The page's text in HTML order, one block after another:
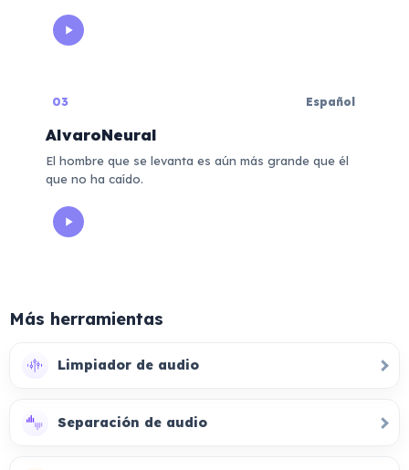
03 Español
AlvaroNeural
El hombre que se levanta es aún más grande que él
que no ha caído.
Más herramientas
Limpiador de audio
Separación de audio